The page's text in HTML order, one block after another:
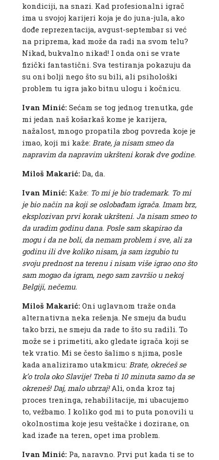
kondiciji, na snazi. Kad profesionalni igrač
ima u svojoj karijeri koja je do juna-jula, ako
dođe reprezentacija, avgust-septembar si već
na priprema, kad može da radi na svom telu?
Nikad, bukvalno nikad! I onda oni se vrate
fizički fantastični. Sva testiranja pokazuju da
su oni bolji nego što su bili, ali psihološki
problem tu igra jako bitnu ulogu i kočnicu.
Ivan Minić:Sećam se tog jednog trenutka, gde
mi jedan naš košarkaš kome je karijera,
nažalost, mnogo propatila zbog povreda koje je
imao, koji mi kaže: Brate, ja nisam smeo da
napravim da napravim ukršteni korak dve godine.
Miloš Makarić:Da, da.
Ivan Minić:Kaže: To mi je bio trademark. To mi
je bio način na koji se oslobađam igrača. Imam brz,
eksplozivan prvi korak ukršteni. Ja nisam smeo to
da uradim godinu dana. Posle sam skapirao da
mogu i da ne boli, da nemam problem i sve, ali za
godinu ili dve koliko nisam, ja sam izgubio tu
svoju prednost na terenu i nisam više igrao ono što
sam mogao da igram, nego sam završio u nekoj
Belgiji, nečemu.
Miloš Makarić:Oni uglavnom traže onda
alternativna neka rešenja. Ne smeju da budu
tako brzi, ne smeju da rade to što su radili. To
može se i primetiti, ako gledate igrača koji se
tek vratio. Mi se često šalimo s njima, posle
kada analiziramo utakmicu: Brate, okrećeš se
k’o trola oko Slavije! Treba ti 10 minuta samo da se
okreneš! Daj, malo ubrzaj!Ali, onda kroz taj
proces treninga, rehabilitacije, mi ubacujemo
to, vežbamo. I koliko god mi to puta ponovili u
okolnostima koje jesu veštačke i dozirane, on
kad izađe na teren, opet ima problem.
Ivan Minić:Pa, naravno. Prvi put kada ti se to